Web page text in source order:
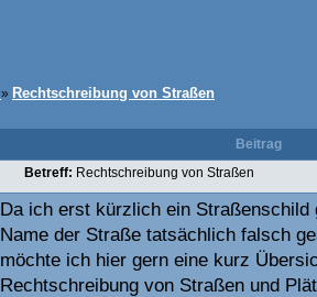
» Rechtschreibung von Straßen
Beitrag
Betreff: Rechtschreibung von Straßen
Da ich erst kürzlich ein Straßenschild
Name der Straße tatsächlich falsch
möchte ich hier gern eine kurz
Rechtschreibung von Straßen und